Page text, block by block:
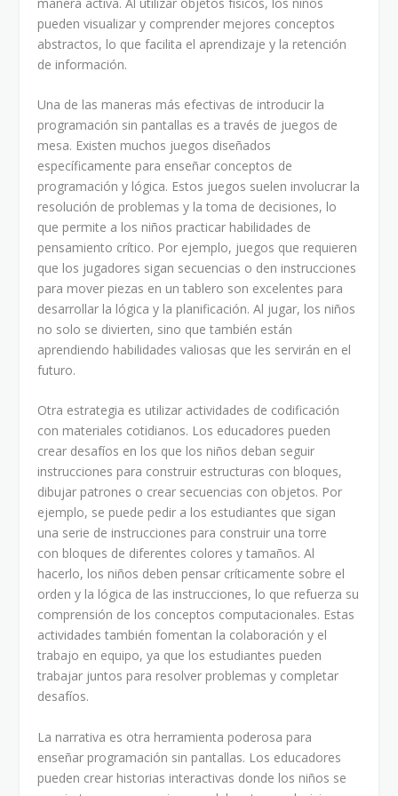
pueden visualizar y comprender mejores conceptos
abstractos, lo que facilita el aprendizaje y la retención
de información.
Una de las maneras más efectivas de introducir la
programación sin pantallas es a través de juegos de
mesa. Existen muchos juegos diseñados
específicamente para enseñar conceptos de
programación y lógica. Estos juegos suelen involucrar la
resolución de problemas y la toma de decisiones, lo
que permite a los niños practicar habilidades de
pensamiento crítico. Por ejemplo, juegos que requieren
que los jugadores sigan secuencias o den instrucciones
para mover piezas en un tablero son excelentes para
desarrollar la lógica y la planificación. Al jugar, los niños
no solo se divierten, sino que también están
aprendiendo habilidades valiosas que les servirán en el
futuro.
Otra estrategia es utilizar actividades de codificación
con materiales cotidianos. Los educadores pueden
crear desafíos en los que los niños deban seguir
instrucciones para construir estructuras con bloques,
dibujar patrones o crear secuencias con objetos. Por
ejemplo, se puede pedir a los estudiantes que sigan
una serie de instrucciones para construir una torre
con bloques de diferentes colores y tamaños. Al
hacerlo, los niños deben pensar críticamente sobre el
orden y la lógica de las instrucciones, lo que refuerza su
comprensión de los conceptos computacionales. Estas
actividades también fomentan la colaboración y el
trabajo en equipo, ya que los estudiantes pueden
trabajar juntos para resolver problemas y completar
desafíos.
La narrativa es otra herramienta poderosa para
enseñar programación sin pantallas. Los educadores
pueden crear historias interactivas donde los niños se